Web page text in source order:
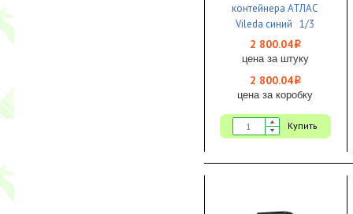
контейнера АТЛАС
Vileda синий 1/3
2 800.04i
цена за штуку
2 800.04i
цена за коробку
Купить